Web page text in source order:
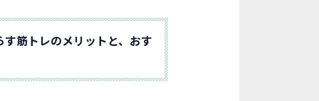
筋トレのメリットと、おす